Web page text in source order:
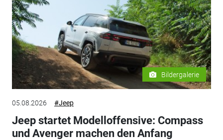
Bildergalerie
05.08.2026 #Jeep
Jeep startet Modelloffensive: Compass
und Avenger machen den Anfang